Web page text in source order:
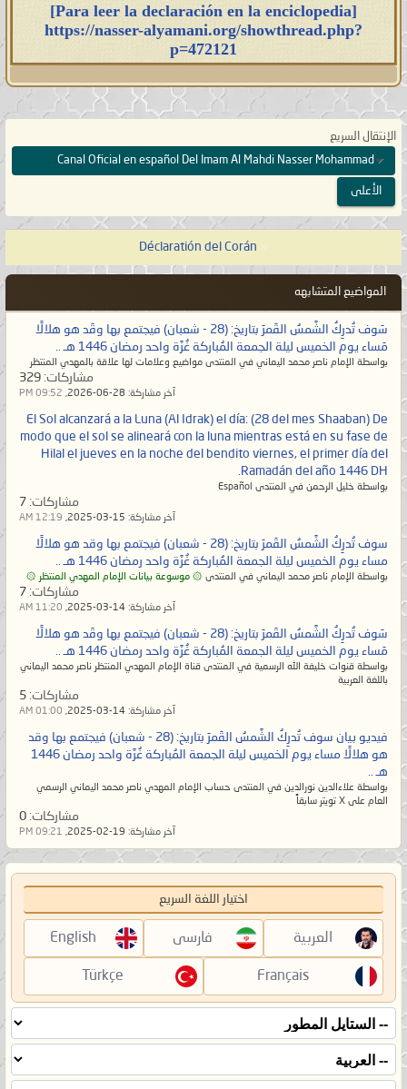
[Para leer la declaración en la enciclopedia]
https://nasser-alyamani.org/showthread.php?
p=472121
الإنتقال السريع
Canal Oficial en español Del Imam Al Mahdi Nasser Mohammad
الأعلى
«
Déclaratión del Corán
المواضيع المتشابهه
سَوف تُدرِكُ الشَّمسُ القَمرَ بتاريخ: (28 - شعبان) فيجتمع بها وقَد هو هلالًا
مَساء يوم الخميس ليلة الجمعة المُباركة غُرَّة واحد رمضان 1446 هـ ..
بواسطة الإمام ناصر محمد اليماني في المنتدى مواضيع وعلامات لها علاقة بالمهدي المنتظر
مشاركات:
آخر مشاركة: 09:52 PM
El Sol alcanzará a la Luna (Al Idrak) el día: (28 del mes Shaaban) De
modo que el sol se alineará con la luna mientras está en su fase de
Hilal el jueves en la noche del bendito viernes, el primer día del
Ramadán del año 1446 DH.
بواسطة خليل الرحمن في المنتدى Español
مشاركات:
آخر مشاركة: 12:19 AM
سوف تُدرِكُ الشَّمسُ القَمرَ بتاريخ: (28 - شعبان) فيجتمع بها وقد هو هلالًا
مساء يوم الخميس ليلة الجمعة المُباركة غُرَّة واحد رمضان 1446 هـ ..
بواسطة الإمام ناصر محمد اليماني في المنتدى ۞ موسوعة بيانات الإمام المهدي المنتظر ۞
مشاركات:
آخر مشاركة: 11:20 AM
سَوف تُدرِكُ الشَّمسُ القَمرَ بتاريخ: (28 - شعبان) فيجتمع بها وقَد هو هلالًا
مَساء يوم الخميس ليلة الجمعة المُباركة غُرَّة واحد رمضان 1446 هـ ..
بواسطة قنوات خليفة الله الرسمية في المنتدى قناة الإمام المهدي المنتظر ناصر محمد اليماني
باللغة العربية
مشاركات:
آخر مشاركة: 01:00 AM
فيديو بيان سوف تُدرِكُ الشَّمسُ القَمرَ بتاريخ: (28 - شعبان) فيجتمع بها وقد
هو هلالًا مساء يوم الخميس ليلة الجمعة المُباركة غُرَّة واحد رمضان 1446
هـ ..
بواسطة علاءالدين نورالدين في المنتدى حساب الإمام المهدي ناصر محمد اليماني الرسمي
العام على X تويتر سابقاً
مشاركات:
آخر مشاركة: 09:21 PM
اختيار اللغة السريع
العربية فارسی English
Français
Türkçe